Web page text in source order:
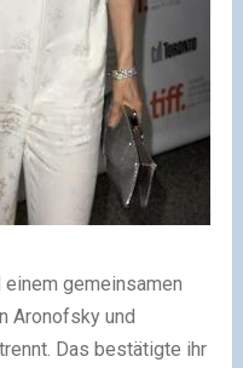
einem gemeinsamen
Aronofsky und
Das bestätigte ihr